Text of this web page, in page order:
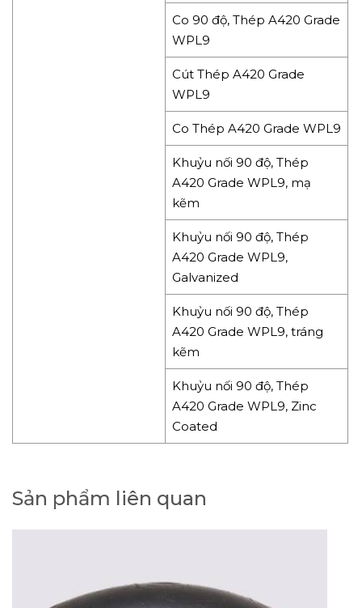
Co 90 độ, Thép A420 Grade
WPL9
Cút Thép A420 Grade
WPL9
Co Thép A420 Grade WPL9
Khuỷu nối 90 độ, Thép
A420 Grade WPL9, mạ
kẽm
Khuỷu nối 90 độ, Thép
A420 Grade WPL9,
Galvanized
Khuỷu nối 90 độ, Thép
A420 Grade WPL9, tráng
kẽm
Khuỷu nối 90 độ, Thép
A420 Grade WPL9, Zinc
Coated
Sản phẩm liên quan